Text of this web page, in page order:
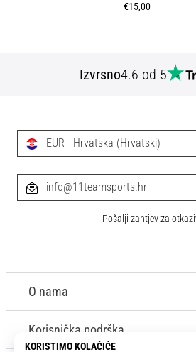
€15,00
Izvrsno4.6 od 5
O nama
Korisnička podrška
EUR - Hrvatska (Hrvatski)
info@11teamsports.hr
Pošalji zahtjev za